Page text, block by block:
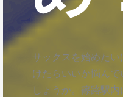
サックスを始めた
けたらいいか悩ん
しょうか。篠路駅